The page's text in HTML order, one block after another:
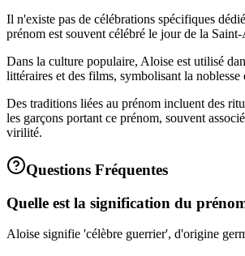
Il n'existe pas de célébrations spécifiques
prénom est souvent célébré le jour de la
Dans la culture populaire, Aloise est utilisé
littéraires et des films, symbolisant la noblesse
Des traditions liées au prénom incluent des
les garçons portant ce prénom, souvent
virilité.
Questions Fréquentes
Quelle est la signification du
Aloise signifie 'célèbre guerrier', d'origine